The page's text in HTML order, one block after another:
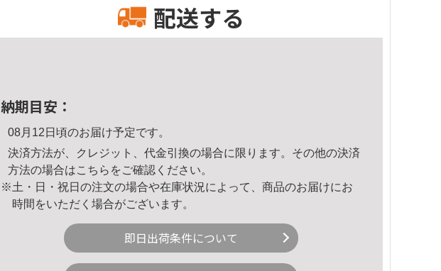
配送する
納期目安：
08月12日頃のお届け予定です。
決済方法が、クレジット、代金引換の場合に限ります。その他の決済
方法の場合はこちら をご確認ください。
※土・日・祝日の注文の場合や在庫状況によって、商品のお届けにお
時間をいただく場合がございます。
即日出荷条件について